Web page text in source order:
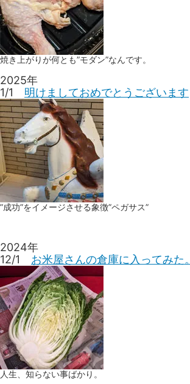
焼き上がりが何とも”モダン”なんです。
2025年
1/1 明けましておめでとうございます
”成功”をイメージさせる象徴”ペガサス”
2024年
12/1 お米屋さんの倉庫に入ってみた。
人生、知らない事ばかり。